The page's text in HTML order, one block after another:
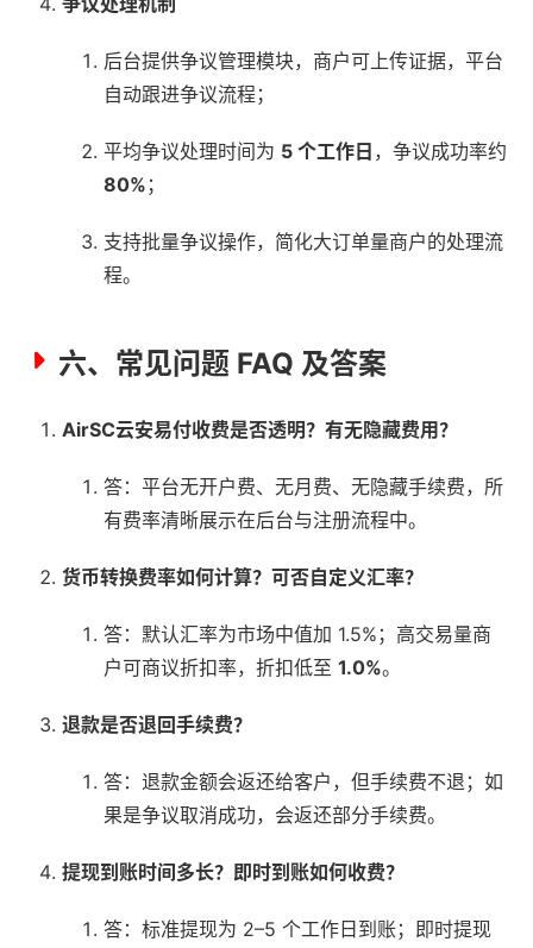
后台提供争议管理模块，商户可上传证据，平台
自动跟进争议流程；
平均争议处理时间为 5 个工作日 ，争议成功率约
80% ；
支持批量争议操作，简化大订单量商户的处理流
程。
六、常见问题 FAQ 及答案
AirSC云安易付收费是否透明？有无隐藏费用？
答：平台无开户费、无月费、无隐藏手续费，所
有费率清晰展示在后台与注册流程中。
货币转换费率如何计算？可否自定义汇率？
答：默认汇率为市场中值加 1.5%；高交易量商
户可商议折扣率，折扣低至 1.0%。
退款是否退回手续费？
答：退款金额会返还给客户，但手续费不退；如
果是争议取消成功，会返还部分手续费。
提现到账时间多长？即时到账如何收费？
答：标准提现为 2–5 个工作日到账；即时提现